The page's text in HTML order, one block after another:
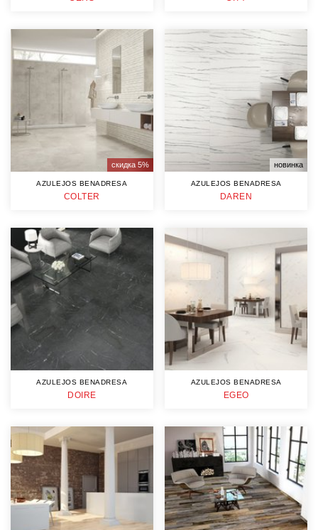
скидка 5%
AZULEJOS BENADRESA
COLTER
новинка
AZULEJOS BENADRESA
DAREN
AZULEJOS BENADRESA
DOIRE
AZULEJOS BENADRESA
EGEO